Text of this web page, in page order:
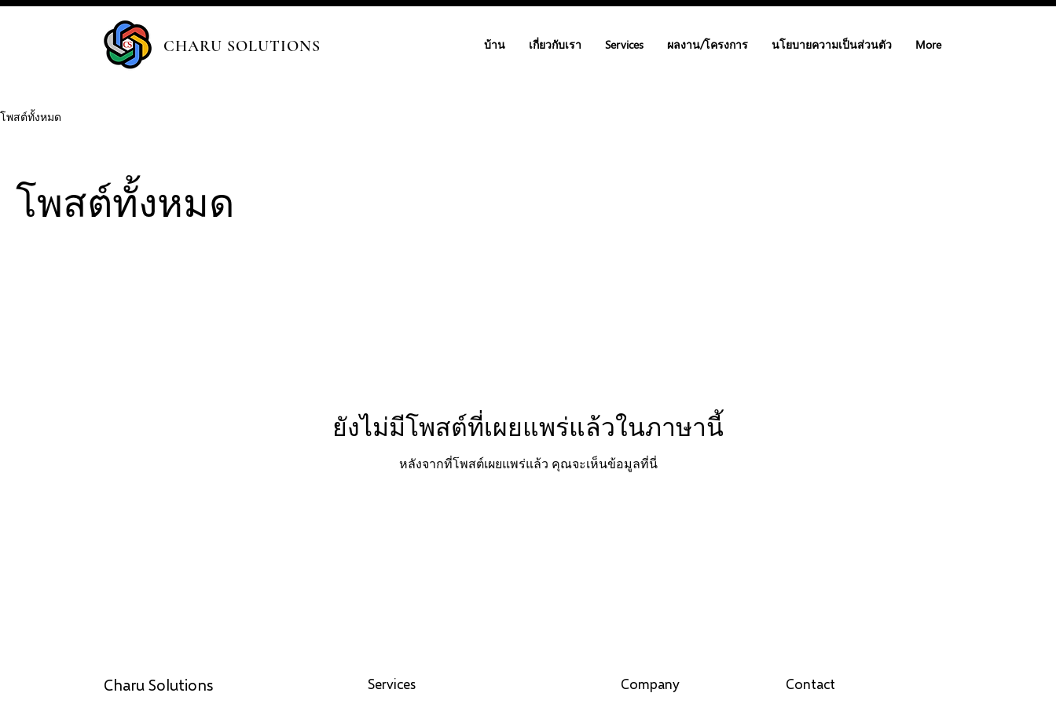
CHARU SOLUTIONS บ้าน เกี่ยวกับเรา Services ผลงาน/โครงการ นโยบายความเป็นส่วนตัว More
โพสต์ทั้งหมด
โพสต์ทั้งหมด
ยังไม่มีโพสต์ที่เผยแพร่แล้วในภาษานี้
หลังจากที่โพสต์เผยแพร่แล้ว คุณจะเห็นข้อมูลที่นี่
Charu Solutions Services Company Contact